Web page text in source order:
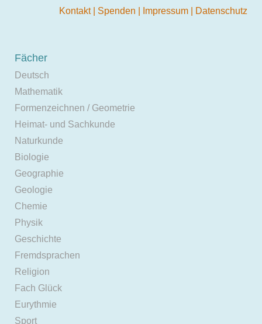
Kontakt Spenden Impressum Datenschutz
Fächer
Deutsch
Mathematik
Formenzeichnen / Geometrie
Heimat- und Sachkunde
Naturkunde
Biologie
Geographie
Geologie
Chemie
Physik
Geschichte
Fremdsprachen
Religion
Fach Glück
Eurythmie
Sport